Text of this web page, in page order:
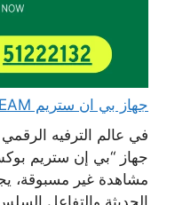
جهاز بي ان ستريم beIN STREAM الكويت مع اشتراك
في عالم الترفيه
جهاز “بي إن ستريم
مشاهدة غير مسبوقة،
الحديثة والتفاعل